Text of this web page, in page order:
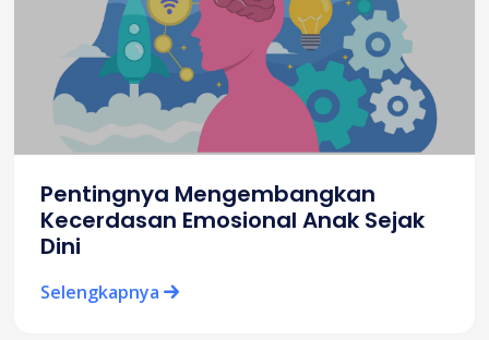
Pentingnya Mengembangkan
Kecerdasan Emosional Anak Sejak
Dini
Selengkapnya